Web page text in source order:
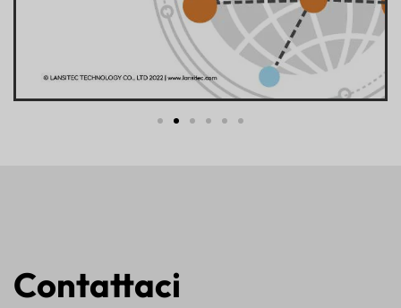
Contattaci